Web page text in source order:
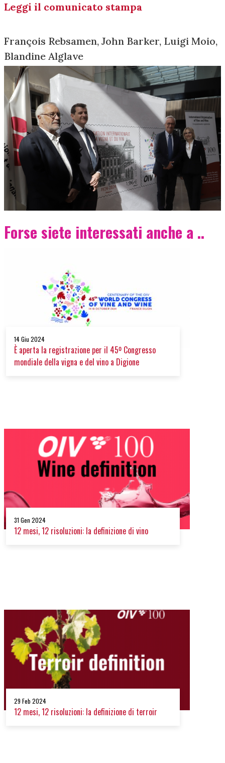
Leggi il comunicato stampa
François Rebsamen, John Barker, Luigi Moio,
Blandine Alglave
Forse siete interessati anche a ..
14 Giu 2024
È aperta la registrazione per il 45º Congresso
mondiale della vigna e del vino a Digione
31 Gen 2024
12 mesi, 12 risoluzioni: la definizione di vino
29 Feb 2024
12 mesi, 12 risoluzioni: la definizione di terroir